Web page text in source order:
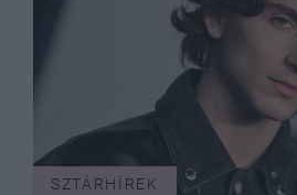
SZTÁRHÍREK